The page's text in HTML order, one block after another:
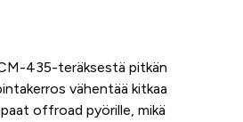
435-teräksestä pitkän
vähentää kitkaa
offroad pyörille, mikä